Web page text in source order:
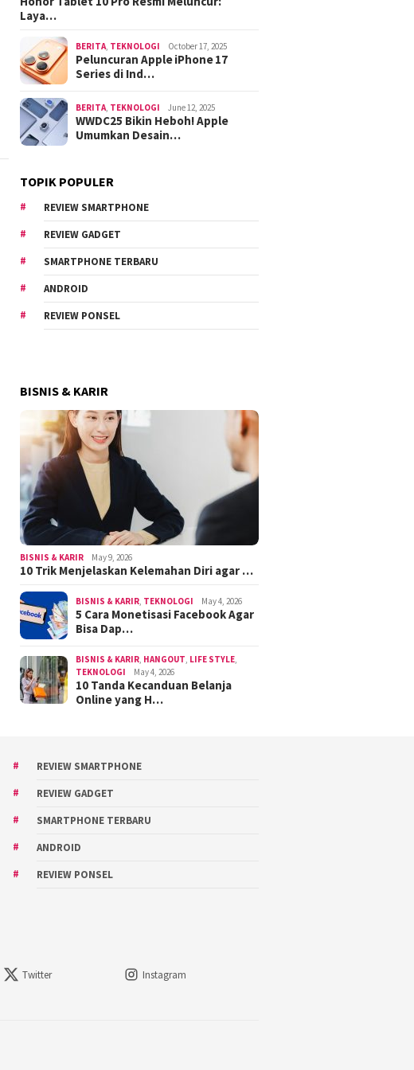
Laya…
BERITA TEKNOLOGI October 17, 2025
Peluncuran Apple iPhone 17
Series di Ind…
BERITA TEKNOLOGI June 12, 2025
WWDC25 Bikin Heboh! Apple
Umumkan Desain…
TOPIK POPULER
REVIEW SMARTPHONE
REVIEW GADGET
SMARTPHONE TERBARU
ANDROID
REVIEW PONSEL
BISNIS & KARIR
BISNIS & KARIR May 9, 2026
10 Trik Menjelaskan Kelemahan Diri agar …
BISNIS & KARIR TEKNOLOGI May 4, 2026
5 Cara Monetisasi Facebook Agar
Bisa Dap…
BISNIS & KARIR HANGOUT LIFE STYLE
TEKNOLOGI
May 4, 2026
10 Tanda Kecanduan Belanja
Online yang H…
REVIEW SMARTPHONE
REVIEW GADGET
SMARTPHONE TERBARU
ANDROID
REVIEW PONSEL
Twitter Instagram